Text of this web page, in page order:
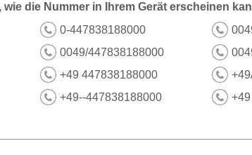
die Nummer in Ihrem Gerät erscheinen
0-447838188000
0049/447838188000
+49 447838188000
+49--447838188000